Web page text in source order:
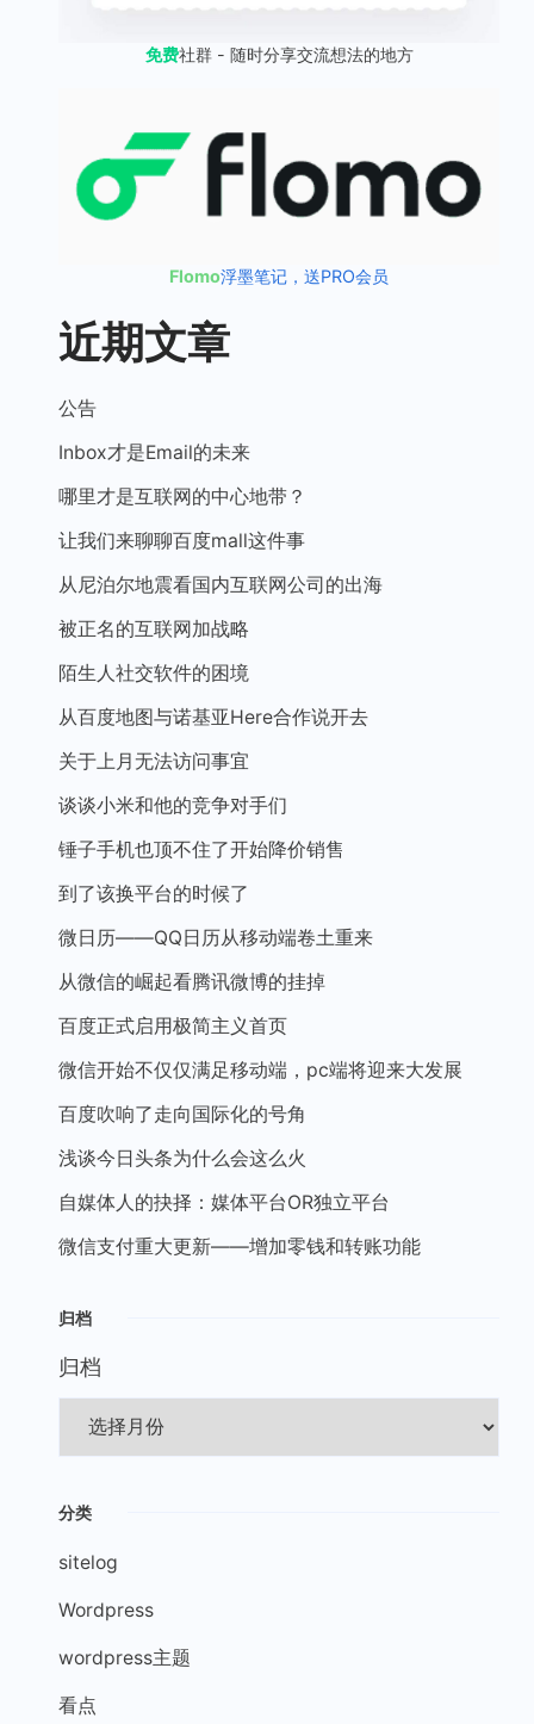
免费社群 - 随时分享交流想法的地方
Flomo浮墨笔记，送PRO会员
近期文章
公告
Inbox才是Email的未来
哪里才是互联网的中心地带？
让我们来聊聊百度mall这件事
从尼泊尔地震看国内互联网公司的出海
被正名的互联网加战略
陌生人社交软件的困境
从百度地图与诺基亚Here合作说开去
关于上月无法访问事宜
谈谈小米和他的竞争对手们
锤子手机也顶不住了开始降价销售
到了该换平台的时候了
微日历——QQ日历从移动端卷土重来
从微信的崛起看腾讯微博的挂掉
百度正式启用极简主义首页
微信开始不仅仅满足移动端，pc端将迎来大发展
百度吹响了走向国际化的号角
浅谈今日头条为什么会这么火
自媒体人的抉择：媒体平台OR独立平台
微信支付重大更新——增加零钱和转账功能
归档
归档
分类
sitelog
Wordpress
wordpress主题
看点